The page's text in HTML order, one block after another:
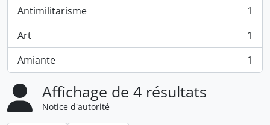
Antimilitarisme
, 1 résultats
1
Art
, 1 résultats
1
Amiante
, 1 résultats 1
Affichage de 4 résultats
Notice d'autorité